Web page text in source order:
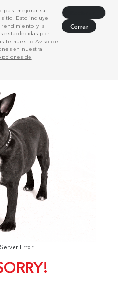
para mejorar su
Esto incluye
y la
establecidas por
nuestroAviso de
en nuestra
de
Cerrar
Error